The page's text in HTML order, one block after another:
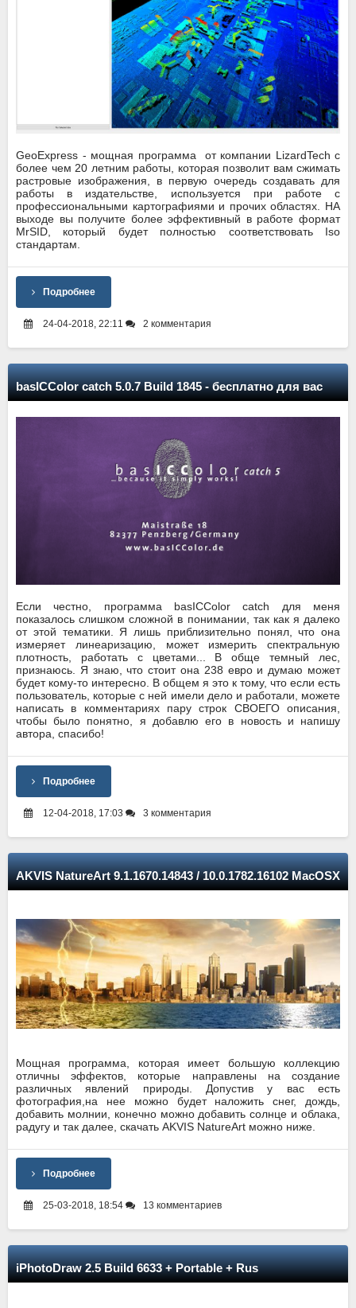
GeoExpress - мощная программа от компании LizardTech с
более чем 20 летним работы, которая позволит вам сжимать
растровые изображения, в первую очередь создавать для
работы в издательстве, используется при работе с
профессиональными картографиями и прочих областях. НА
выходе вы получите более эффективный в работе формат
MrSID, который будет полностью соответствовать Iso
стандартам.
Подробнее
24-04-2018, 22:11 2 комментария
basICColor catch 5.0.7 Build 1845 - бесплатно для вас
Если честно, программа basICColor catch для меня
показалось слишком сложной в понимании, так как я далеко
от этой тематики. Я лишь приблизительно понял, что она
измеряет линеаризацию, может измерить спектральную
плотность, работать с цветами... В обще темный лес,
признаюсь. Я знаю, что стоит она 238 евро и думаю может
будет кому-то интересно. В общем я это к тому, что если есть
пользователь, которые с ней имели дело и работали, можете
написать в комментариях пару строк СВОЕГО описания,
чтобы было понятно, я добавлю его в новость и напишу
автора, спасибо!
Подробнее
12-04-2018, 17:03 3 комментария
AKVIS NatureArt 9.1.1670.14843 / 10.0.1782.16102 MacOSX
Мощная программа, которая имеет большую коллекцию
отличны эффектов, которые направлены на создание
различных явлений природы. Допустив у вас есть
фотография,на нее можно будет наложить снег, дождь,
добавить молнии, конечно можно добавить солнце и облака,
радугу и так далее, скачать AKVIS NatureArt можно ниже.
Подробнее
25-03-2018, 18:54 13 комментариев
iPhotoDraw 2.5 Build 6633 + Portable + Rus